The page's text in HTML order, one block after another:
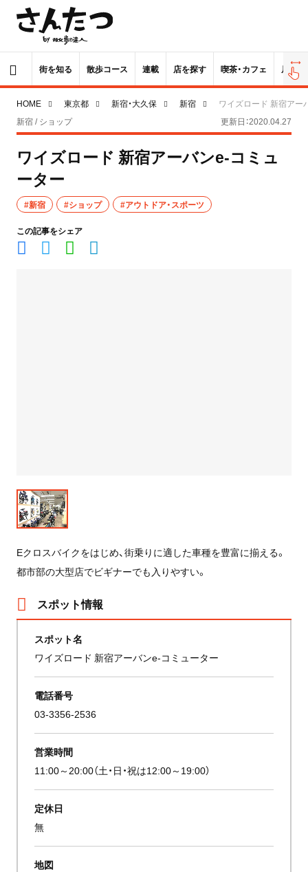
街を知る 散歩コース 連載 店を探す 喫茶・カフェ 居酒屋
HOME 東京都 新宿・大久保 新宿
ワイズロード 新宿アー
新宿 / ショップ
更新日：2020.04.27
ワイズロード 新宿アーバンe-コミュ
ーター
#新宿 #ショップ #アウトドア・スポーツ
この記事をシェア
Eクロスバイクをはじめ、街乗りに適した車種を豊富に揃える。
都市部の大型店でビギナーでも入りやすい。
スポット情報
スポット名
ワイズロード 新宿アーバンe-コミューター
電話番号
03-3356-2536
営業時間
11:00～20:00（土・日・祝は12:00～19:00）
定休日
無
地図